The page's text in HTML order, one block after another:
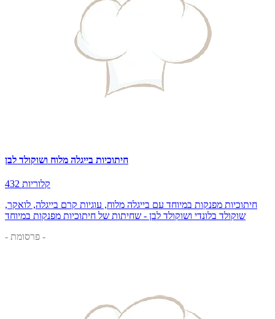
חיתוכיות בייגלה מלוח ושוקולד לבן
432 קלוריות
חיתוכיות מפנקות במיוחד עם בייגלה מלוח, עוגיות קרם בייגלה, לואקר,
שוקולד בלונדי ושוקולד לבן - שחיתות של חיתוכיות מפנקות במיוחד
- פרסומת -